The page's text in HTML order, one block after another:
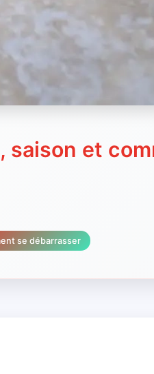
saison et
se débarrasser